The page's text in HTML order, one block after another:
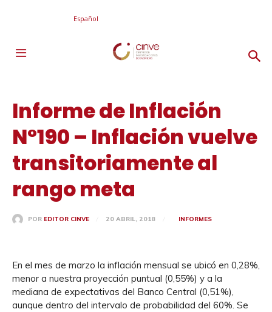
Español
Informe de Inflación
N°190 – Inflación vuelve
transitoriamente al
rango meta
POR EDITOR CINVE 20 ABRIL, 2018 INFORMES
En el mes de marzo la inflación mensual se ubicó en 0,28%,
menor a nuestra proyección puntual (0,55%) y a la
mediana de expectativas del Banco Central (0,51%),
aunque dentro del intervalo de probabilidad del 60%. Se